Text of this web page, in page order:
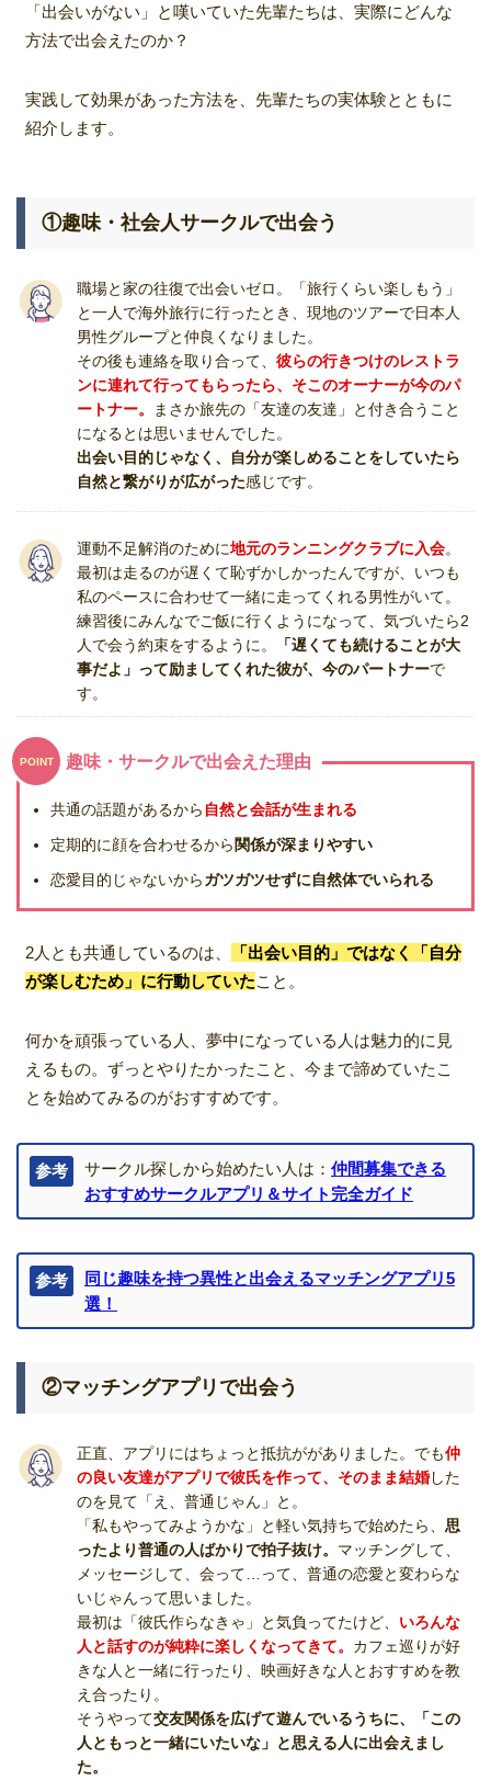
「出会いがない」と嘆いていた先輩たちは、実際にどんな
方法で出会えたのか？
実践して効果があった方法を、先輩たちの実体験とともに
紹介します。
①趣味・社会人サークルで出会う
職場と家の往復で出会いゼロ。「旅行くらい楽しもう」
と一人で海外旅行に行ったとき、現地のツアーで日本人
男性グループと仲良くなりました。
その後も連絡を取り合って、 彼らの行きつけのレストラ
ンに連れて行ってもらったら、そこのオーナーが今のパ
ートナー。
まさか旅先の「友達の友達」と付き合うこと
になるとは思いませんでした。
出会い目的じゃなく、自分が楽しめることをしていたら
自然と繋がりが広がった感じです。
運動不足解消のために地元のランニングクラブに入会。
最初は走るのが遅くて恥ずかしかったんですが、いつも
私のペースに合わせて一緒に走ってくれる男性がいて。
練習後にみんなでご飯に行くようになって、気づいたら2
人で会う約束をするように。
「遅くても続けることが大
事だよ」って励ましてくれた彼が、今のパートナーで
す。
POINT 趣味・サークルで出会えた理由
共通の話題があるから 自然と会話が生まれる
定期的に顔を合わせるから 関係が深まりやすい
恋愛目的じゃないからガツガツせずに自然体でいられる
2人とも共通しているのは、
「出会い目的」ではなく「自分
が楽しむため」に行動していたこと。
何かを頑張っている人、夢中になっている人は魅力的に見
えるもの。ずっとやりたかったこと、今まで諦めていたこ
とを始めてみるのがおすすめです。
参考 サークル探しから始めたい人は： 仲間募集できる
おすすめサークルアプリ＆サイト完全ガイド
参考
同じ趣味を持つ異性と出会えるマッチングアプリ5
選！
②マッチングアプリで出会う
正直、アプリにはちょっと抵抗ががありました。でも仲
の良い友達がアプリで彼氏を作って、そのまま結婚した
のを見て「え、普通じゃん」と。
「私もやってみようかな」と軽い気持ちで始めたら、 思
ったより普通の人ばかりで拍子抜け。 マッチングして、
メッセージして、会って…って、普通の恋愛と変わらな
いじゃんって思いました。
最初は「彼氏作らなきゃ」と気負ってたけど、 いろんな
人と話すのが純粋に楽しくなってきて。 カフェ巡りが好
きな人と一緒に行ったり、映画好きな人とおすすめを教
え合ったり。
そうやって交友関係を広げて遊んでいるうちに、「この
人ともっと一緒にいたいな」と思える人に出会えまし
た。